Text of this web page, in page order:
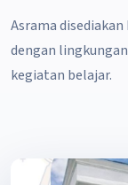
Asrama
dengan
kegiatan belajar.